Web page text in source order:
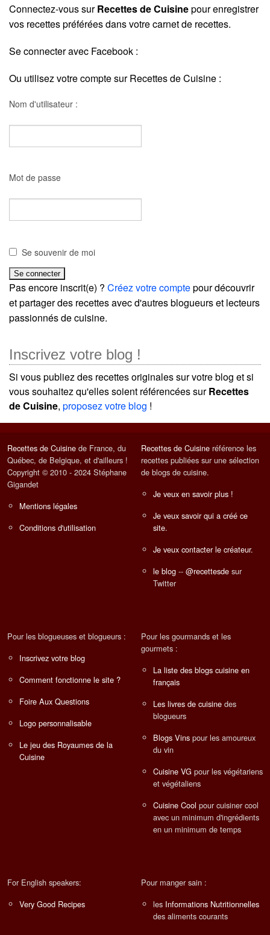
Connectez-vous surRecettes de Cuisinepour enregistrer
vos recettes préférées dans votre carnet de recettes.
Se connecter avec Facebook :
Ou utilisez votre compte sur Recettes de Cuisine :
Nom d'utilisateur :
Mot de passe
Se souvenir de moi
Pas encore inscrit(e) ? Créez votre comptepour découvrir
et partager des recettes avec d'autres blogueurs et lecteurs
passionnés de cuisine.
Inscrivez votre blog !
Si vous publiez des recettes originales sur votre blog et si
vous souhaitez qu'elles soient référencées surRecettes
de Cuisine, proposez votre blog !
Recettes de Cuisine de France, du
Québec, de Belgique, et d'ailleurs !
Copyright © 2010 - 2024 Stéphane
Gigandet
Mentions légales
Conditions d'utilisation
Recettes de Cuisine référence les
recettes publiées sur une sélection
de blogs de cuisine.
Je veux en savoir plus !
Je veux savoir qui a créé ce
site.
Je veux contacter le créateur.
le blog -- @recettesde sur
Twitter
Pour les blogueuses et blogueurs :
Inscrivez votre blog
Comment fonctionne le site ?
Foire Aux Questions
Logo personnalisable
Le jeu des Royaumes de la
Cuisine
Pour les gourmands et les
gourmets :
La liste des blogs cuisine en
français
Les livres de cuisine des
blogueurs
Blogs Vins pour les amoureux
du vin
Cuisine VG pour les végétariens
et végétaliens
Cuisine Cool pour cuisiner cool
avec un minimum d'ingrédients
en un minimum de temps
For English speakers:
Very Good Recipes
Pour manger sain :
les Informations Nutritionnelles
des aliments courants